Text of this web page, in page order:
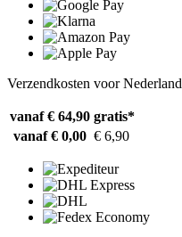
Verzendkosten voor Nederland
vanaf € 64,90 gratis*
vanaf € 0,00 € 6,90